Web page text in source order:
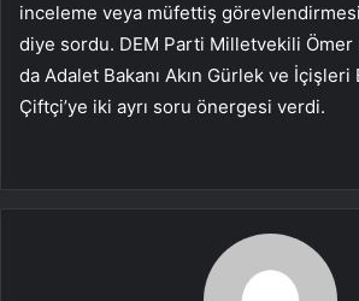
inceleme veya müfettiş görevlendirmesi
diye sordu. DEM Parti Milletvekili
da Adalet Bakanı Akın Gürlek ve İçişleri
Çiftçi’ye iki ayrı soru önergesi verdi.